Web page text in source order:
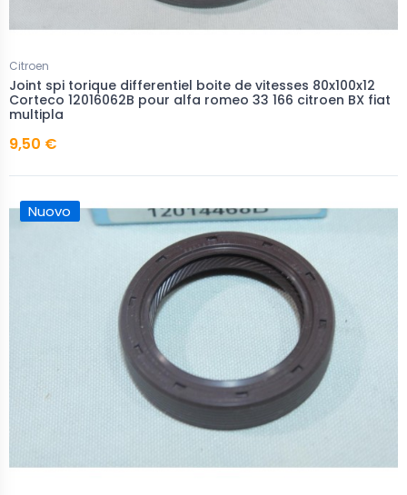
Citroen
Joint spi torique differentiel boite de vitesses 80x100x12
Corteco 12016062B pour alfa romeo 33 166 citroen BX fiat
multipla
9,50 €
Nuovo